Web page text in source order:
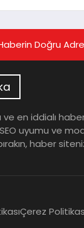
Doğru
ve en iddialı
uyumu ve
haber
Çerez